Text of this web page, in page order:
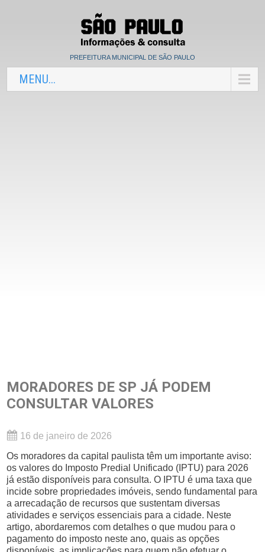
PREFEITURA MUNICIPAL DE SÃO PAULO
MENU...
MORADORES DE SP JÁ PODEM
CONSULTAR VALORES
16 de janeiro de 2026
Os moradores da capital paulista têm um importante aviso:
os valores do Imposto Predial Unificado (IPTU) para 2026
já estão disponíveis para consulta. O IPTU é uma taxa que
incide sobre propriedades imóveis, sendo fundamental para
a arrecadação de recursos que sustentam diversas
atividades e serviços essenciais para a cidade. Neste
artigo, abordaremos com detalhes o que mudou para o
pagamento do imposto neste ano, quais as opções